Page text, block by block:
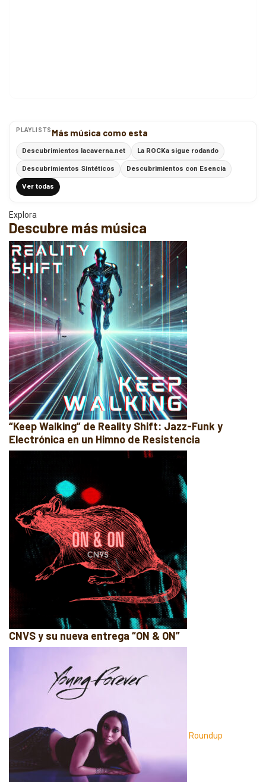
PLAYLISTS Más música como esta
Descubrimientos lacaverna.net La ROCKa sigue rodando
Descubrimientos Sintéticos Descubrimientos con Esencia
Ver todas
Explora
Descubre más música
“Keep Walking” de Reality Shift: Jazz-Funk y
Electrónica en un Himno de Resistencia
CNVS y su nueva entrega “ON & ON”
Roundup